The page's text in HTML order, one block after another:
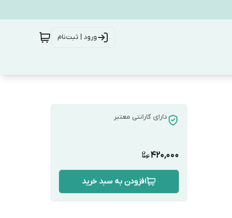
ورود | ثبت‌نام
دارای گارانتی معتبر
420,000
افزودن به سبد خرید